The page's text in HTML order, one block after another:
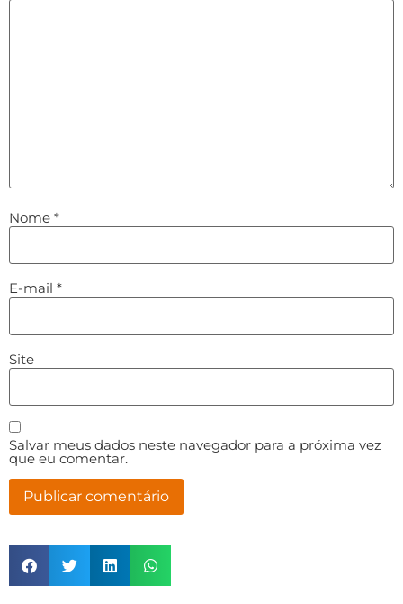
Nome *
E-mail *
Site
Salvar meus dados neste navegador para a próxima vez
que eu comentar.